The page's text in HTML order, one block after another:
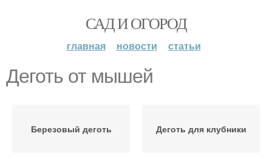
САД И ОГОРОД
главная новости статьи
Деготь от мышей
Березовый деготь Деготь для клубники